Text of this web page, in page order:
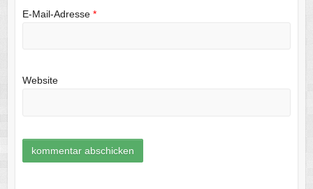
E-Mail-Adresse *
Website